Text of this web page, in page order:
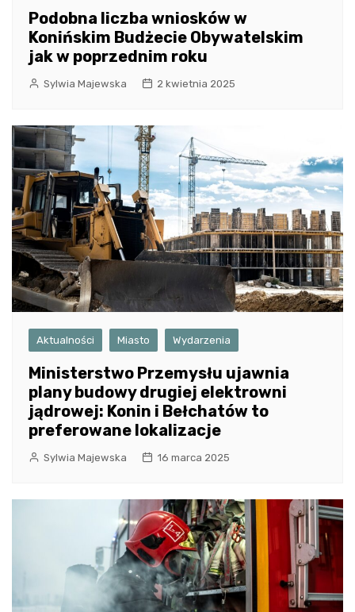
Podobna liczba wniosków w
Konińskim Budżecie Obywatelskim
jak w poprzednim roku
Sylwia Majewska 2 kwietnia 2025
Aktualności Miasto Wydarzenia
Ministerstwo Przemysłu ujawnia
plany budowy drugiej elektrowni
jądrowej: Konin i Bełchatów to
preferowane lokalizacje
Sylwia Majewska 16 marca 2025